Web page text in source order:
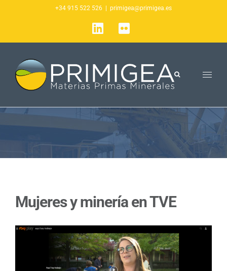
+34 915 522 526 primigea@primigea.es
LinkedIn
Flickr
Mujeres y minería en TVE